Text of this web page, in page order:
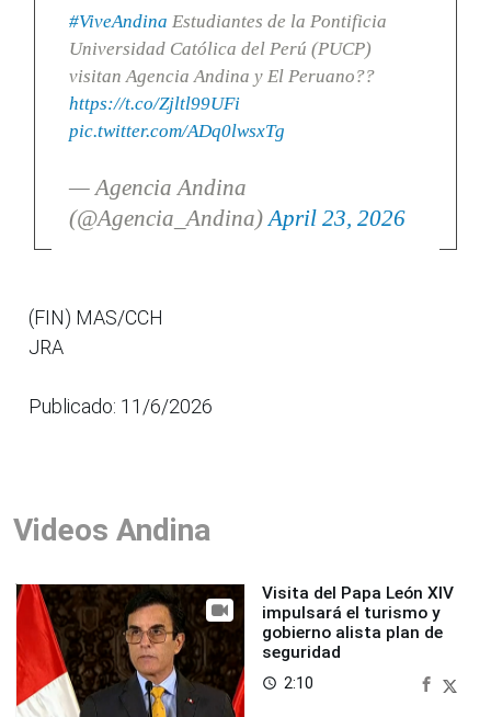
#ViveAndina Estudiantes de la Pontificia
Universidad Católica del Perú (PUCP)
visitan Agencia Andina y El Peruano??
https://t.co/Zjltl99UFi
pic.twitter.com/ADq0lwsxTg
— Agencia Andina
(@Agencia_Andina) April 23, 2026
(FIN) MAS/CCH
JRA
Publicado: 11/6/2026
Videos Andina
Visita del Papa León XIV
impulsará el turismo y
gobierno alista plan de
seguridad
access_time 2:10